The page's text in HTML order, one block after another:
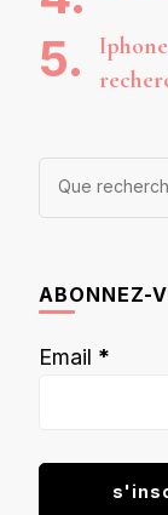
Vous
ABONNEZ-
Email *